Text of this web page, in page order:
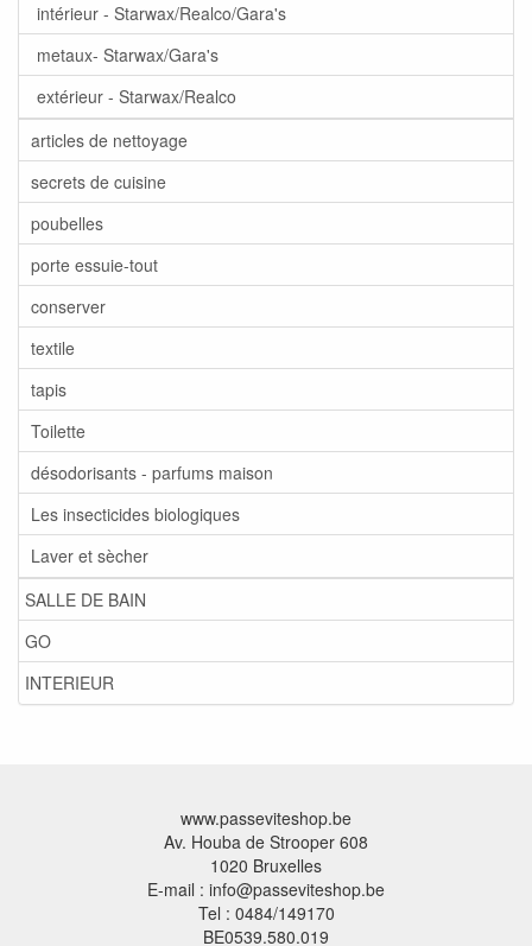
intérieur - Starwax/Realco/Gara's
metaux- Starwax/Gara's
extérieur - Starwax/Realco
articles de nettoyage
secrets de cuisine
poubelles
porte essuie-tout
conserver
textile
tapis
Toilette
désodorisants - parfums maison
Les insecticides biologiques
Laver et sècher
SALLE DE BAIN
GO
INTERIEUR
www.passeviteshop.be
Av. Houba de Strooper 608
1020 Bruxelles
E-mail : info@passeviteshop.be
Tel : 0484/149170
BE0539.580.019